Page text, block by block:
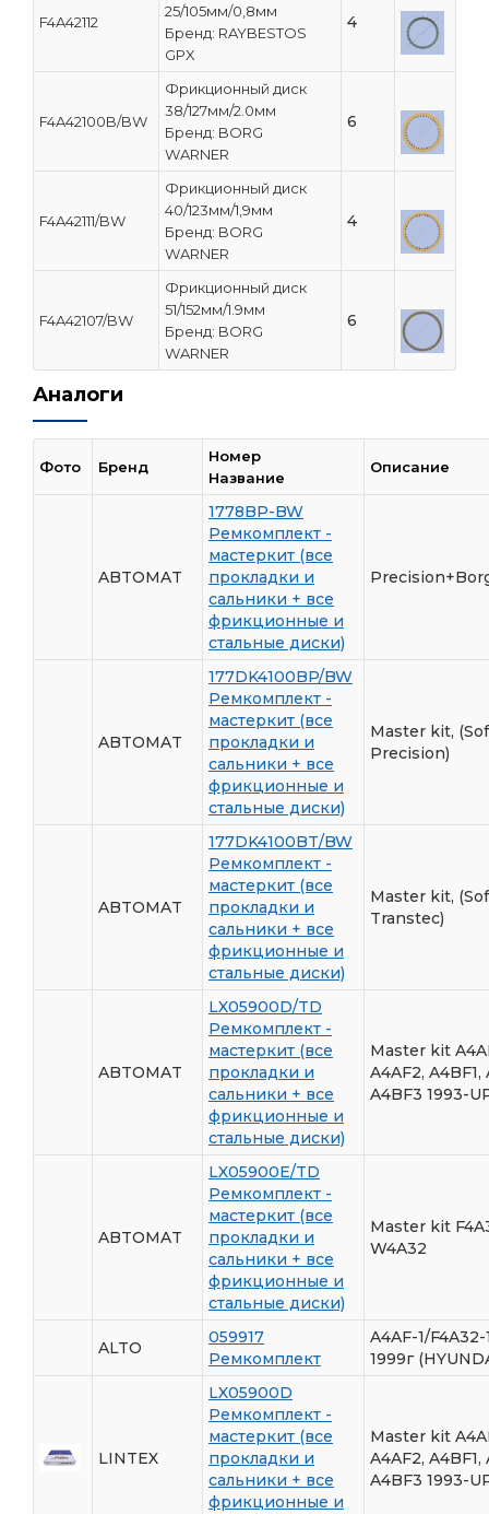
F4A42112
25/105мм/0,8мм
Бренд: RAYBESTOS
GPX
4
F4A42100B/BW
Фрикционный диск
38/127мм/2.0мм
Бренд: BORG
WARNER
6
F4A42111/BW
Фрикционный диск
40/123мм/1,9мм
Бренд: BORG
WARNER
4
F4A42107/BW
Фрикционный диск
51/152мм/1.9мм
Бренд: BORG
WARNER
6
Аналоги
Фото Бренд
Номер
Название
Описание
ABTOMAT
1778BP-BW
Ремкомплект -
мастеркит (все
прокладки и
сальники + все
фрикционные и
стальные диски)
ABTOMAT
177DK4100BP/BW
Ремкомплект -
мастеркит (все
прокладки и
сальники + все
фрикционные и
стальные диски)
Master kit,
Precision)
ABTOMAT
177DK4100BT/BW
Ремкомплект -
мастеркит (все
прокладки и
сальники + все
фрикционные и
стальные диски)
Master kit,
Transtec)
ABTOMAT
LX05900D/TD
Ремкомплект -
мастеркит (все
прокладки и
сальники + все
фрикционные и
стальные диски)
Master kit
A4AF2, A4BF1,
A4BF3 1993-
ABTOMAT
LX05900E/TD
Ремкомплект -
мастеркит (все
прокладки и
сальники + все
фрикционные и
стальные диски)
Master kit
W4A32
ALTO
059917
Ремкомплект
A4AF-1/F4A32-
1999г
LINTEX
LX05900D
Ремкомплект -
мастеркит (все
прокладки и
сальники + все
фрикционные и
Master kit
A4AF2, A4BF1,
A4BF3 1993-